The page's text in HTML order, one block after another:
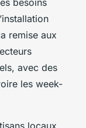
remise aux
avec des
les week-
locaux